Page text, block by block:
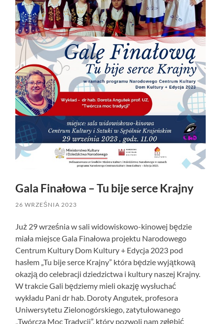
Gala Finałowa – Tu bije serce Krajny
26 WRZEŚNIA 2023
Już 29 września w sali widowiskowo-kinowej będzie
miała miejsce Gala Finałowa projektu Narodowego
Centrum Kultury Dom Kultury + Edycja 2023 pod
hasłem „Tu bije serce Krajny” która będzie wyjątkową
okazją do celebracji dziedzictwa i kultury naszej Krajny.
W trakcie Gali będziemy mieli okazję wysłuchać
wykładu Pani dr hab. Doroty Angutek, profesora
Uniwersytetu Zielonogórskiego, zatytułowanego
„Twórcza Moc Tradycji”, który pozwoli nam zgłębić